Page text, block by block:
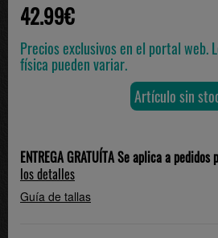
42.99€
Precios exclusivos en el portal web.
física pueden variar.
Artículo sin
ENTREGA GRATUÍTA Se aplica a
los detalles
Guía de tallas